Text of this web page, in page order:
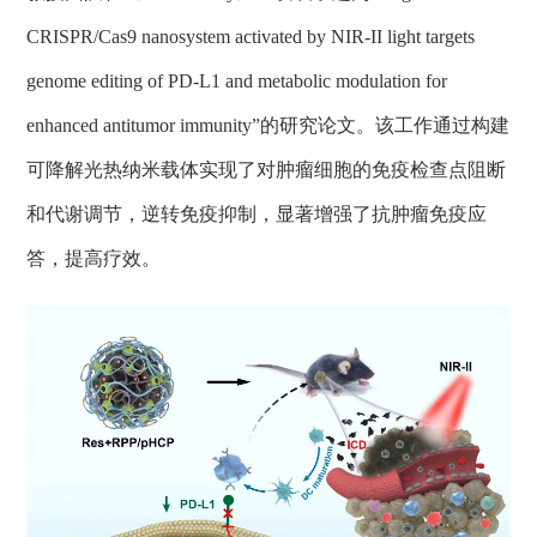
CRISPR/Cas9 nanosystem activated by NIR-II light targets
genome editing of PD-L1 and metabolic modulation for
enhanced antitumor immunity”的研究论文。该工作通过构建
可降解光热纳米载体实现了对肿瘤细胞的免疫检查点阻断
和代谢调节 ，逆转免疫抑制，显著增强了抗肿瘤免疫应
答，提高疗效。